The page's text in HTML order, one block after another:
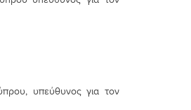
υπεύθυνος για τον